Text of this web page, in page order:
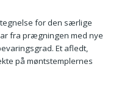
for den særlige
fra prægningen med nye
Et afledt,
på møntstemplernes